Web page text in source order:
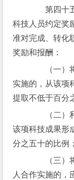
第四十五
科技人员约定奖
准对完成、转化
奖励和报酬：
（一）将
实施的，从该项
提取不低于百分
（二）利
该项科技成果形
分之五十的比例；
（三）将
人合作实施的，